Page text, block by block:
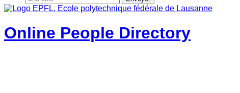
Online People Directory